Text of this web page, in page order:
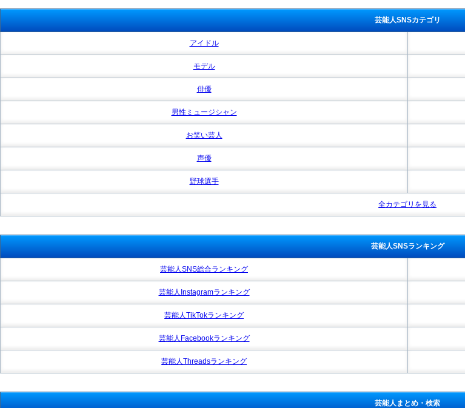
芸能人SNSカテゴリ
アイドル
モデル
俳優
男性ミュージシャン
お笑い芸人
声優
野球選手
全カテゴリを見る
芸能人SNSランキング
芸能人SNS総合ランキング
芸能人Instagramランキング
芸能人TikTokランキング
芸能人Facebookランキング
芸能人Threadsランキング
芸能人まとめ・検索